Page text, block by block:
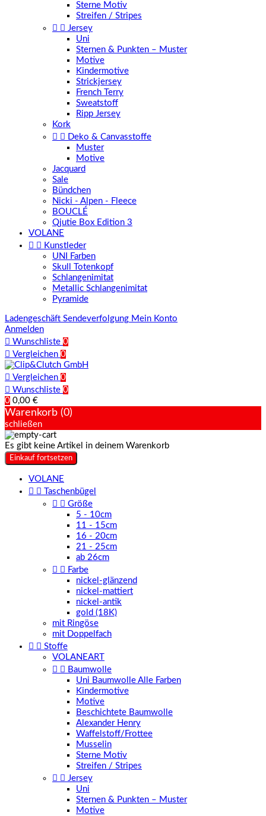
Sterne Motiv
Streifen / Stripes
  Jersey
Uni
Sternen & Punkten – Muster
Motive
Kindermotive
Strickjersey
French Terry
Sweatstoff
Ripp Jersey
Kork
  Deko & Canvasstoffe
Muster
Motive
Jacquard
Sale
Bündchen
Nicki - Alpen - Fleece
BOUCLÉ
Qjutie Box Edition 3
VOLANE
  Kunstleder
UNI Farben
Skull Totenkopf
Schlangenimitat
Metallic Schlangenimitat
Pyramide
Ladengeschäft Sendeverfolgung Mein Konto
Anmelden
 Wunschliste 0
 Vergleichen 0
 Vergleichen 0
 Wunschliste 0
0 0,00 €
Warenkorb (0)
schließen
Es gibt keine Artikel in deinem Warenkorb
Einkauf fortsetzen
VOLANE
 
Taschenbügel
  Größe
5 - 10cm
11 - 15cm
16 - 20cm
21 - 25cm
ab 26cm
  Farbe
nickel-glänzend
nickel-mattiert
nickel-antik
gold (18K)
mit Ringöse
mit Doppelfach
  Stoffe
VOLANEART
  Baumwolle
Uni Baumwolle Alle Farben
Kindermotive
Motive
Beschichtete Baumwolle
Alexander Henry
Waffelstoff/Frottee
Musselin
Sterne Motiv
Streifen / Stripes
  Jersey
Uni
Sternen & Punkten – Muster
Motive